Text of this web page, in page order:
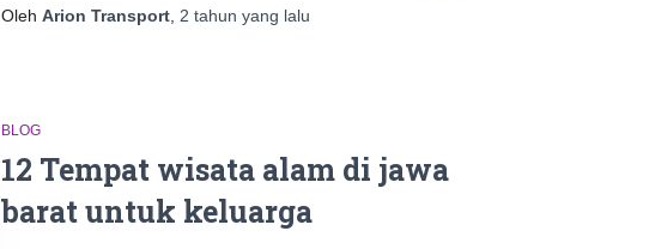
Oleh Arion Transport 2 tahun yang lalu
BLOG
12 Tempat wisata alam di jawa
barat untuk keluarga